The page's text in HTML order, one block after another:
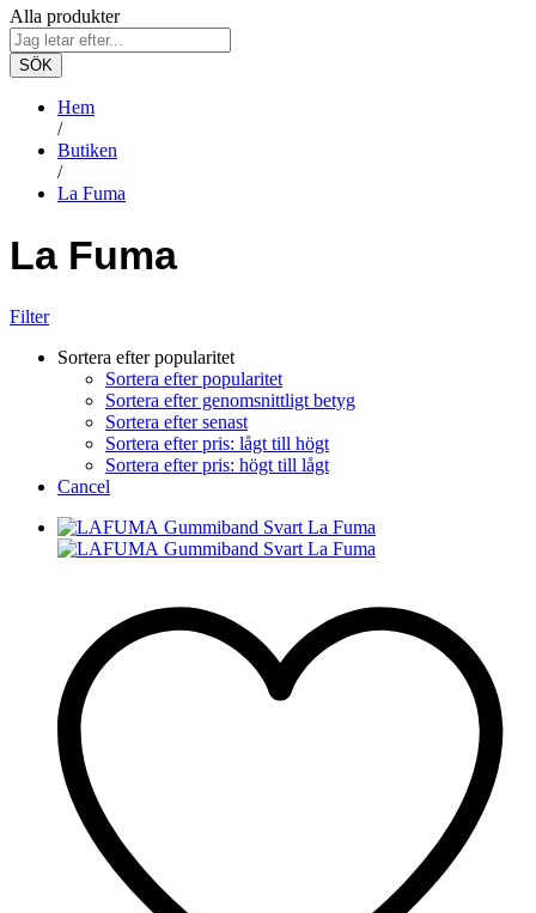
Alla produkter
SÖK
Hem
/
Butiken
/
La Fuma
La Fuma
Filter
Sortera efter popularitet
Sortera efter popularitet
Sortera efter genomsnittligt betyg
Sortera efter senast
Sortera efter pris: lågt till högt
Sortera efter pris: högt till lågt
Cancel